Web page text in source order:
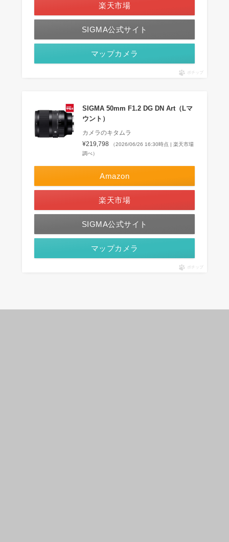
楽天市場
SIGMA公式サイト
マップカメラ
ポチップ
SIGMA 50mm F1.2 DG DN Art（Lマ
ウント）
カメラのキタムラ
¥219,798
（2026/06/26 16:30時点 | 楽天市場
調べ）
Amazon
楽天市場
SIGMA公式サイト
マップカメラ
ポチップ